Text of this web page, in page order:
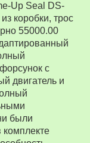
Up Seal DS-
коробки, трос
55000.00
с
двигатель и
были